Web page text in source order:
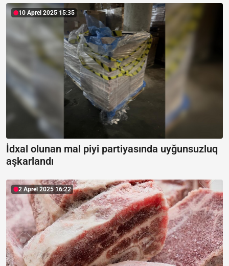
10 Aprel 2025 15:35
İdxal olunan mal piyi partiyasında uyğunsuzluq
aşkarlandı
2 Aprel 2025 16:22